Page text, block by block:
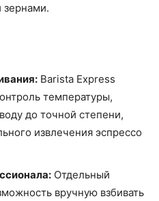
зернами.
Barista Express
температуры,
до точной степени,
извлечения эспрессо
Отдельный
вручную взбивать